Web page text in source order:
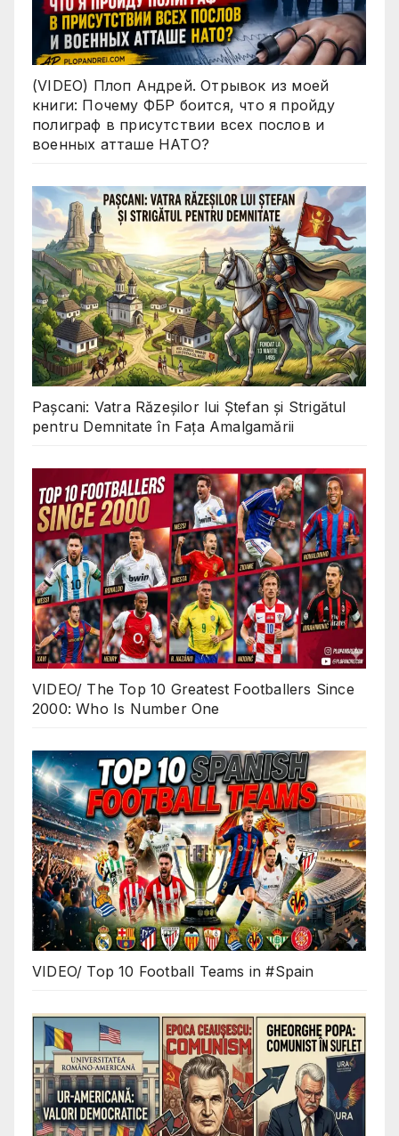
(VIDEO) Плоп Андрей. Отрывок из моей
книги: Почему ФБР боится, что я пройду
полиграф в присутствии всех послов и
военных атташе НАТО?
Pașcani: Vatra Răzeșilor lui Ștefan și Strigătul
pentru Demnitate în Fața Amalgamării
VIDEO/ The Top 10 Greatest Footballers Since
2000: Who Is Number One
VIDEO/ Top 10 Football Teams in #Spain